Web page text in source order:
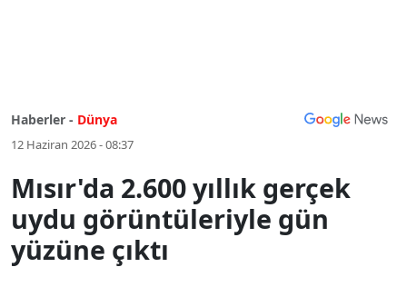
Haberler - Dünya
12 Haziran 2026 - 08:37
Mısır'da 2.600 yıllık gerçek
uydu görüntüleriyle gün
yüzüne çıktı